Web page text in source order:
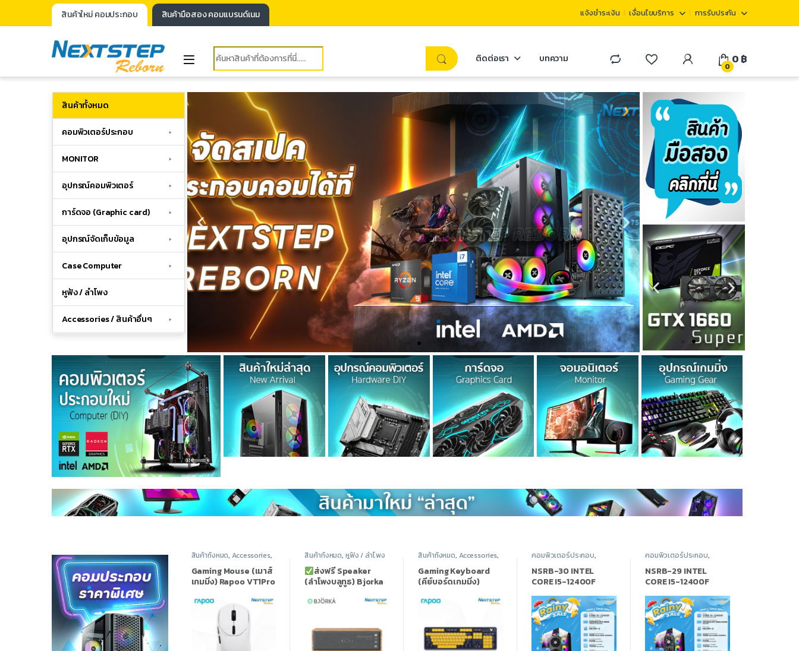
สินค้าใหม่ คอมประกอบ สินค้ามือสอง คอมแบรนด์เนม แจ้งชำระเงิน เงื่อนไขบริการ การรับประกัน
ติดต่อเรา บทความ
0
0 ฿
สินค้าทั้งหมด
คอมพิวเตอร์ประกอบ
MONITOR
อุปกรณ์คอมพิวเตอร์
การ์ดจอ (Graphic card)
อุปกรณ์จัดเก็บข้อมูล
Case Computer
หูฟัง / ลำโพง
Accessories / สินค้าอื่นๆ
สินค้าทั้งหมด,Accessories,
Gaming Mouse (เมาส์
เกมมิ่ง) Rapoo VT1Pro
high-speed Dual
mode Wired/Wireless
สินค้าทั้งหมด, หูฟัง / ลำโพง
ส่งฟรี Speaker
(ลำโพงบลูทูธ) Bjorka
สินค้าทั้งหมด, Accessories,
คีย์บอร์ด (Keyboard)
Gaming Keyboard
(คีย์บอร์ดเกมมิ่ง)
Yellow Blue Color
คอมพิวเตอร์ประกอบ,
ทั้งหมด
NSRB-30 INTEL
CORE I5-12400F
2.5GHz 6C/12T / RTX
5050 / 16GB DDR4
3200MHz / M.2 512GB
คอมพิวเตอร์ประกอบ,
ทั้งหมด
NSRB-29 INTEL
CORE I5-12400F
2.5GHz 6C/12T / RTX
2060 SUPER / 16GB
DDR4 3200MHz / M.2
512GB